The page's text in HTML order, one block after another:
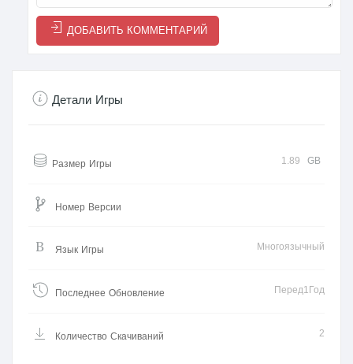
ДОБАВИТЬ КОММЕНТАРИЙ
Детали Игры
Размер Игры 1.89 GB
Номер Версии
Язык Игры Многоязычный
Последнее Обновление Перед1Год
Количество Скачиваний 2